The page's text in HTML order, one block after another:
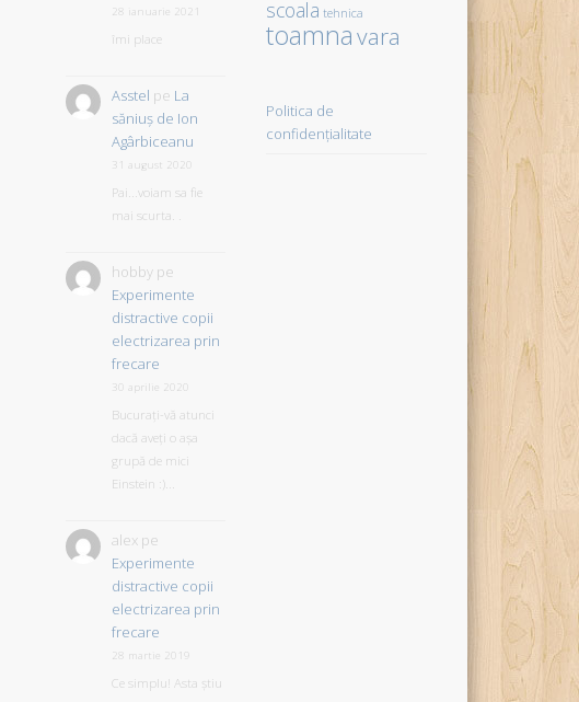
28 ianuarie 2021
îmi place
Asstel pe La
săniuş de Ion
Agârbiceanu
31 august 2020
Pai...voiam sa fie
mai scurta. .
hobbype
Experimente
distractive copii
electrizarea prin
frecare
30 aprilie 2020
Bucurați-vă atunci
dacă aveți o așa
grupă de mici
Einstein :)...
alexpe
Experimente
distractive copii
electrizarea prin
frecare
28 martie 2019
Ce simplu! Asta știu
scoala tehnica
toamnavara
Politica de
confidențialitate